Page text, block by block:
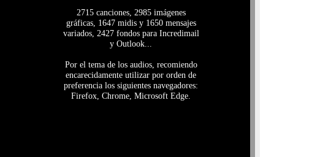
2715 canciones, 2985 imágenes
gráficas, 1647 midis y 1650 mensajes
variados, 2427 fondos para Incredimail
y Outlook...
Por el tema de los audios, recomiendo
encarecidamente utilizar por orden de
preferencia los siguientes navegadores:
Firefox, Chrome, Microsoft Edge.